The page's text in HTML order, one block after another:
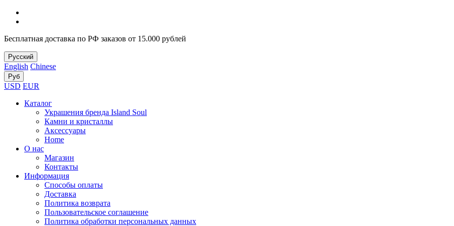
Бесплатная доставка по РФ заказов от 15.000 рублей
Русский
English Chinese
Руб
USD EUR
Каталог
Украшения бренда Island Soul
Камни и кристаллы
Аксессуары
Home
О нас
Магазин
Контакты
Информация
Способы оплаты
Доставка
Политика возврата
Пользовательское соглашение
Политика обработки персональных данных